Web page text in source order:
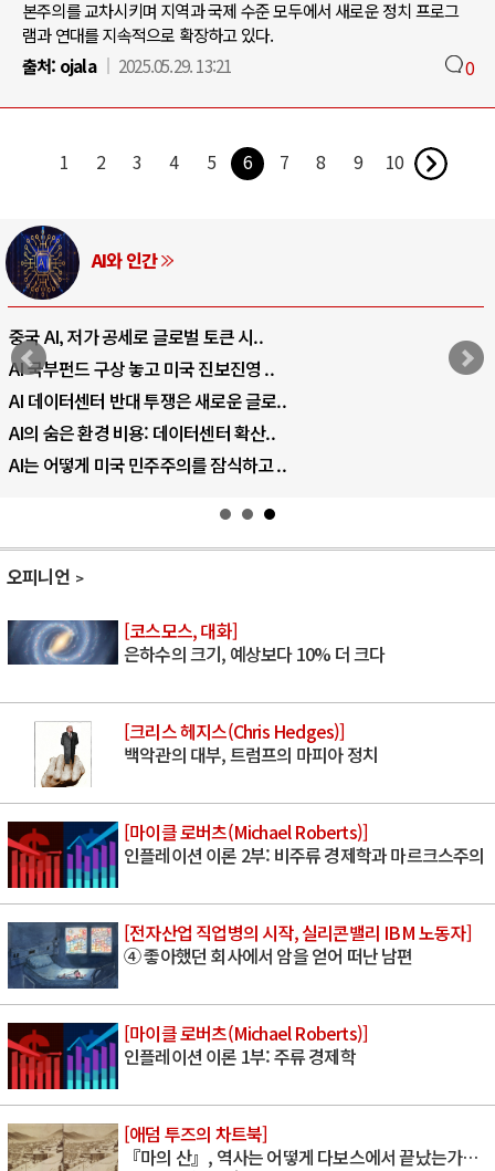
본주의를 교차시키며 지역과 국제 수준 모두에서 새로운 정치 프로그
램과 연대를 지속적으로 확장하고 있다.
출처: ojala 2025.05.29. 13:21 0
1 2 3 4 5 6 7 8 9 10
AI와 인간
중국 AI, 저가 공세로 글로벌 토큰 시..
AI 국부펀드 구상 놓고 미국 진보진영 ..
AI 데이터센터 반대 투쟁은 새로운 글로..
AI의 숨은 환경 비용: 데이터센터 확산..
AI는 어떻게 미국 민주주의를 잠식하고 ..
오피니언
[코스모스, 대화]
은하수의 크기, 예상보다 10% 더 크다
[크리스 헤지스(Chris Hedges)]
백악관의 대부, 트럼프의 마피아 정치
[마이클 로버츠(Michael Roberts)]
인플레이션 이론 2부: 비주류 경제학과 마르크스주의
[전자산업 직업병의 시작, 실리콘밸리 IBM 노동자]
④ 좋아했던 회사에서 암을 얻어 떠난 남편
[마이클 로버츠(Michael Roberts)]
인플레이션 이론 1부: 주류 경제학
[애덤 투즈의 차트북]
『마의 산』, 역사는 어떻게 다보스에서 끝났는가…